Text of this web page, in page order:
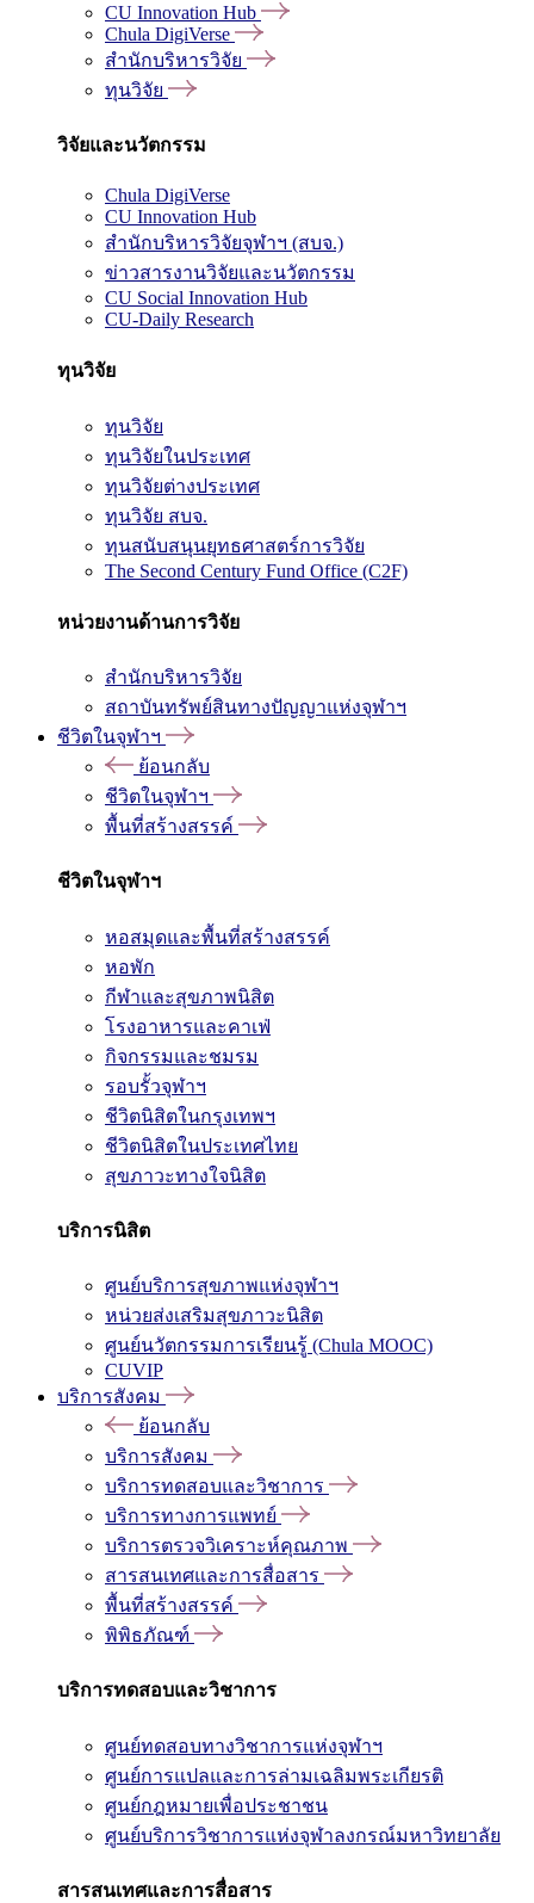
CU Innovation Hub
Chula DigiVerse
สำนักบริหารวิจัย
ทุนวิจัย
วิจัยและนวัตกรรม
Chula DigiVerse
CU Innovation Hub
สำนักบริหารวิจัยจุฬาฯ (สบจ.)
ข่าวสารงานวิจัยและนวัตกรรม
CU Social Innovation Hub
CU-Daily Research
ทุนวิจัย
ทุนวิจัย
ทุนวิจัยในประเทศ
ทุนวิจัยต่างประเทศ
ทุนวิจัย สบจ.
ทุนสนับสนุนยุทธศาสตร์การวิจัย
The Second Century Fund Office (C2F)
หน่วยงานด้านการวิจัย
สำนักบริหารวิจัย
สถาบันทรัพย์สินทางปัญญาแห่งจุฬาฯ
ชีวิตในจุฬาฯ
ย้อนกลับ
ชีวิตในจุฬาฯ
พื้นที่สร้างสรรค์
ชีวิตในจุฬาฯ
หอสมุดและพื้นที่สร้างสรรค์
หอพัก
กีฬาและสุขภาพนิสิต
โรงอาหารและคาเฟ่
กิจกรรมและชมรม
รอบรั้วจุฬาฯ
ชีวิตนิสิตในกรุงเทพฯ
ชีวิตนิสิตในประเทศไทย
สุขภาวะทางใจนิสิต
บริการนิสิต
ศูนย์บริการสุขภาพแห่งจุฬาฯ
หน่วยส่งเสริมสุขภาวะนิสิต
ศูนย์นวัตกรรมการเรียนรู้ (Chula MOOC)
CUVIP
บริการสังคม
ย้อนกลับ
บริการสังคม
บริการทดสอบและวิชาการ
บริการทางการแพทย์
บริการตรวจวิเคราะห์คุณภาพ
สารสนเทศและการสื่อสาร
พื้นที่สร้างสรรค์
พิพิธภัณฑ์
บริการทดสอบและวิชาการ
ศูนย์ทดสอบทางวิชาการแห่งจุฬาฯ
ศูนย์การแปลและการล่ามเฉลิมพระเกียรติ
ศูนย์กฎหมายเพื่อประชาชน
ศูนย์บริการวิชาการแห่งจุฬาลงกรณ์มหาวิทยาลัย
สารสนเทศและการสื่อสาร